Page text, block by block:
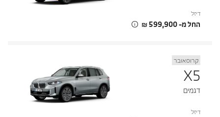
דיזל
החל מ- ‏599,900 ‏₪
קרוסאובר
X5
דגמים
דיזל